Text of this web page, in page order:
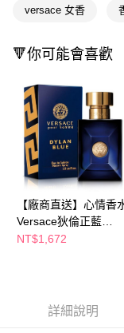
AFTEE先享後付是「在
２．便利：只要手機號
【「AFTEE先享後付」
１．於結帳方式選擇「
結帳頁面，進行簡訊認
２．訂單成立數日內，
３．收到繳費通知簡訊
ATM／網路銀行／等多
※ 請注意：結帳手續完
購買商品的店家。未經
後付繳納相關費用。
※ 交易是否成功請以「
是否繳費成功／繳費後
易，需依本服務之必要
宅配(廠商直送🚚)
宅配(離島廠商直送🚚)
每筆NT$300
versace 女香
🔻你可能會喜歡
【廠商直送】心情香
Versace狄倫正藍
100ml
NT$1,672
詳細說明